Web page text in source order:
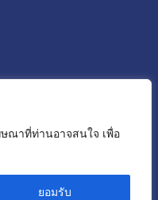
ษณาที่ท่านอาจสนใจ เพื่อ
ยอมรับ
ม